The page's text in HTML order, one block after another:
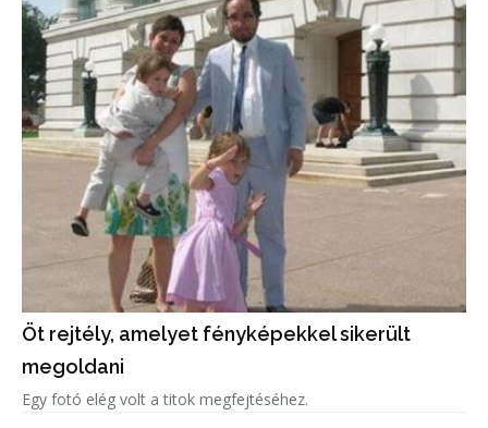
Öt rejtély, amelyet fényképekkel sikerült
megoldani
Egy fotó elég volt a titok megfejtéséhez.